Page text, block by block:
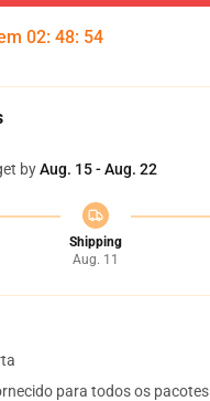
02: 48: 53
byAug. 15 - Aug. 22
Shipping
Aug. 11
para todos os pacotes